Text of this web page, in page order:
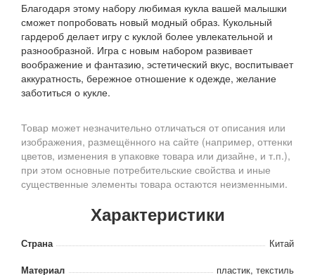
Благодаря этому набору любимая кукла вашей малышки
сможет попробовать новый модный образ. Кукольный
гардероб делает игру с куклой более увлекательной и
разнообразной. Игра с новым набором развивает
воображение и фантазию, эстетический вкус, воспитывает
аккуратность, бережное отношение к одежде, желание
заботиться о кукле.
Товар может незначительно отличаться от описания или
изображения, размещённого на сайте (например, оттенки
цветов, изменения в упаковке товара или дизайне, и т.п.),
при этом основные потребительские свойства и иные
существенные элементы товара остаются неизменными.
Характеристики
Страна
Китай
Материал
пластик, текстиль